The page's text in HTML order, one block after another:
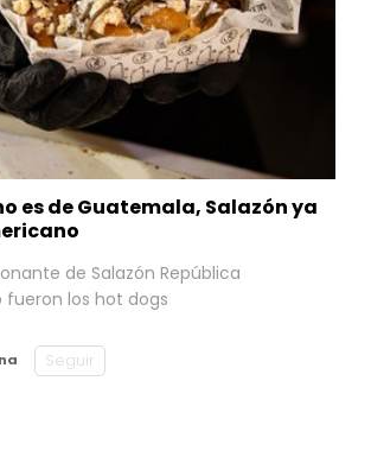
es de Guatemala, Salazón ya
de Salazón República
los hot dogs
Seguir